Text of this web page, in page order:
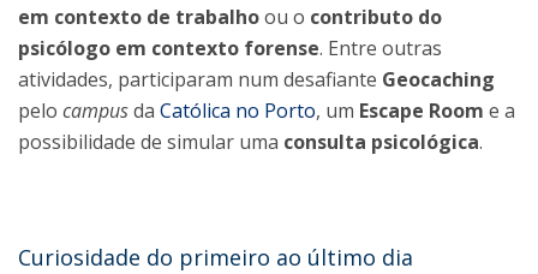
em contexto de trabalhoou o contributo do
psicólogo em contexto forense. Entre outras
atividades, participaram num desafiante Geocaching
pelo campusda Católica no Porto, um Escape Room e a
possibilidade de simular uma consulta psicológica.
Curiosidade do primeiro ao último dia